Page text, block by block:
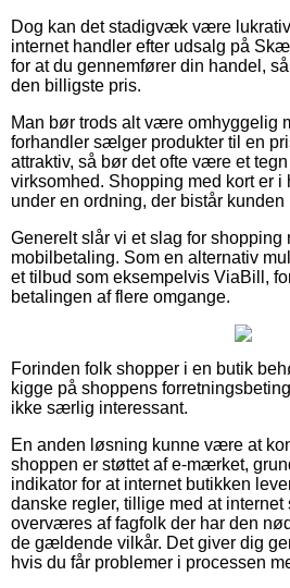
Dog kan det stadigvæk være
internet handler efter udsalg på
for at du gennemfører din handel,
den billigste pris.
Man bør trods alt være omhyggelig
forhandler sælger produkter til en
attraktiv, så bør det ofte være et
virksomhed. Shopping med kort er
under en ordning, der bistår
Generelt slår vi et slag for shopping
mobilbetaling. Som en alternativ
et tilbud som eksempelvis ViaBill,
betalingen af flere omgange.
Forinden folk shopper i en butik
kigge på shoppens
ikke særlig interessant.
En anden løsning kunne være at
shoppen er støttet af e-mærket,
indikator for at internet butikken
danske regler, tillige med at
overværes af fagfolk der har den
de gældende vilkår. Det giver dig
hvis du får problemer i processen